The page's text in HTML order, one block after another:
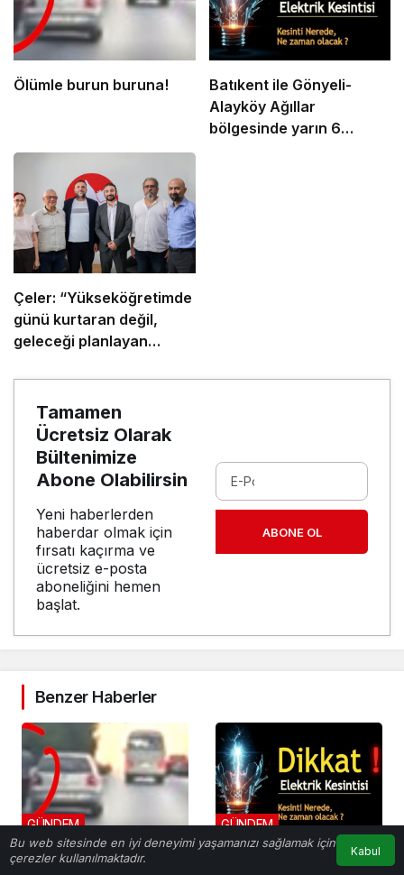
Ölümle burun buruna!
Batıkent ile Gönyeli-
Alayköy Ağıllar
bölgesinde yarın 6
Çeler: “Yükseköğretimde
günü kurtaran değil,
geleceği planlayan
Tamamen
Ücretsiz Olarak
Bültenimize
Abone Olabilirsin
Yeni haberlerden
haberdar olmak için
fırsatı kaçırma ve
ücretsiz e-posta
aboneliğini hemen
başlat.
ABONE OL
Benzer Haberler
Ölümle burun buruna!
GÜNDEM
Batıkent ile Gönyeli-
GÜNDEM
Bu web sitesinde en iyi deneyimi yaşamanızı sağlamak için
çerezler kullanılmaktadır.
Kabul
Anasayfa Hesabım